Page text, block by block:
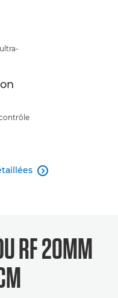

RF 20MM